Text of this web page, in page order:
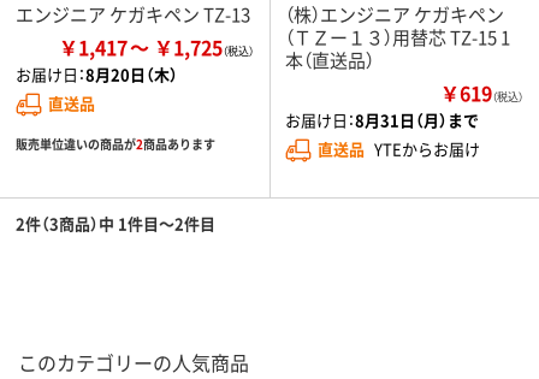
エンジニア ケガキペン TZ-13
￥1,417 ￥1,725
お届け日：8月20日（木）
直送品
販売単位違いの商品が2商品あります
（株）エンジニア ケガキペン
（ＴＺー１３）用替芯 TZ-15 1
本（直送品）
￥619（税込）
お届け日：8月31日（月）まで
直送品 YTEからお届け
2件（3商品）中 1件目～2件目
このカテゴリーの人気商品